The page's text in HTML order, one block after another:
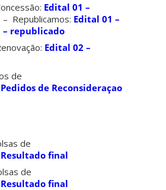
Edital 01 –
– Republicamos: Edital 01 –
– republicado
Edital 02 –
de
Pedidos de Reconsideraçao
de
Resultado final
de
Resultado final